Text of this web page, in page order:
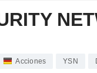
Acciones YSN